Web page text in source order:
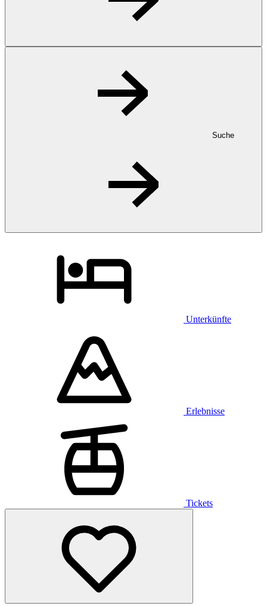
Suche
Unterkünfte
Erlebnisse
Tickets